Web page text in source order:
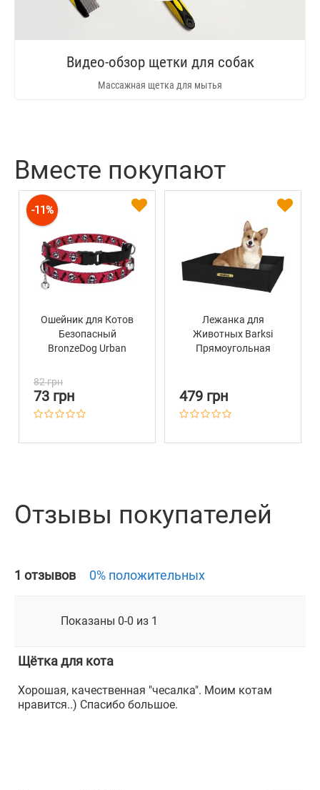
Видео-обзор щетки для собак
Массажная щетка для мытья
Вместе покупают
-11%
Ошейник для Котов
Безопасный
BronzeDog Urban
Колокольчиком
Красный
82 грн
73 грн
Лежанка для
Животных Barksi
Прямоугольная
479 грн
Отзывы покупателей
1 отзывов 0% положительных
Показаны 0-0 из 1
Щётка для кота
Хорошая, качественная "чесалка". Моим котам
нравится..) Спасибо большое.